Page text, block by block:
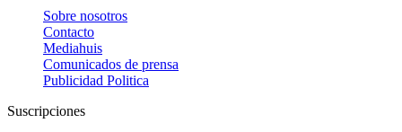
Sobre nosotros
Contacto
Mediahuis
Comunicados de prensa
Publicidad Politica
Suscripciones